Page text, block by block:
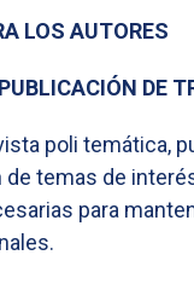
LOS AUTORES
DE
poli temática,
temas de
para